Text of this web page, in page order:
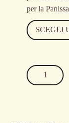
per la
FAGIOLI
SALUGGIA